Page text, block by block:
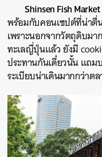
Shinsen Fish Market
พร้อมกับคอนเซปต์ที่น่าตื่
เพราะนอกจากวัตถุดิบม
ทะเลญี่ปุ่นแล้ว ยังมี
ประทานกันเดี๋ยวนั้น แถม
ระเบียบน่าเดินมากกว่าต